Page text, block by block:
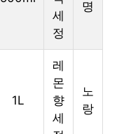
세
정
명
1L
레
몬
향
세
노
랑